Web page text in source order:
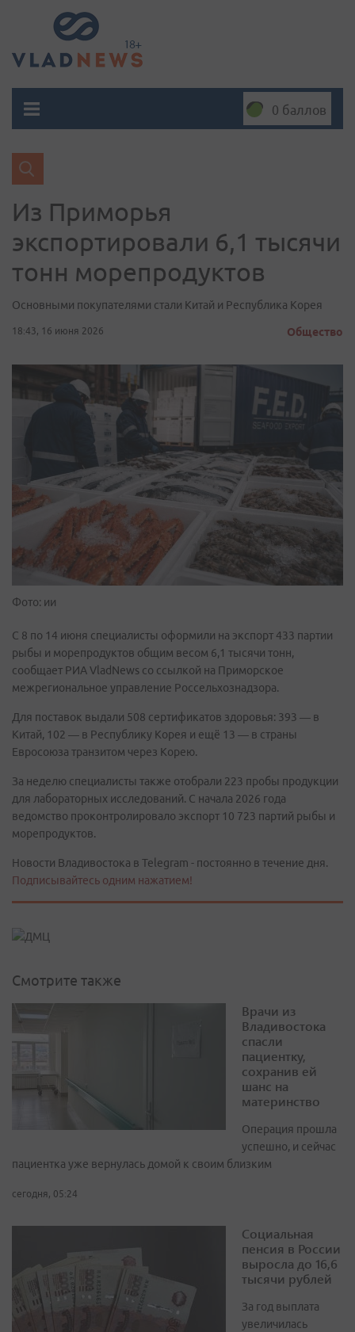
0 баллов
Из Приморья
экспортировали 6,1 тысячи
тонн морепродуктов
Основными покупателями стали Китай и Республика Корея
18:43, 16 июня 2026 Общество
Фото: ии
С 8 по 14 июня специалисты оформили на экспорт 433 партии
рыбы и морепродуктов общим весом 6,1 тысячи тонн,
сообщает РИА VladNews со ссылкой на Приморское
межрегиональное управление Россельхознадзора.
Для поставок выдали 508 сертификатов здоровья: 393 — в
Китай, 102 — в Республику Корея и ещё 13 — в страны
Евросоюза транзитом через Корею.
За неделю специалисты также отобрали 223 пробы продукции
для лабораторных исследований. С начала 2026 года
ведомство проконтролировало экспорт 10 723 партий рыбы и
морепродуктов.
Новости Владивостока в Telegram - постоянно в течение дня.
Подписывайтесь одним нажатием!
Смотрите также
Врачи из
Владивостока
спасли
пациентку,
сохранив ей
шанс на
материнство
Операция прошла
успешно, и сейчас
пациентка уже вернулась домой к своим близким
сегодня, 05:24
Социальная
пенсия в России
выросла до 16,6
тысячи рублей
За год выплата
увеличилась